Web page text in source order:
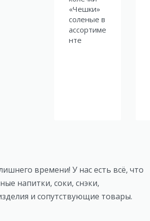
«Чешки»
соленые в
ассортиме
нте
времени! У нас есть всё, что
напитки, соки, снэки,
и сопутствующие товары.